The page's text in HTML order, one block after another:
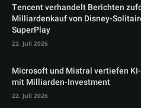
Tencent verhandelt Berichten
Milliardenkauf von Disney-
SuperPlay
22. Juli 2026
Microsoft und Mistral vertiefen
mit Milliarden-Investment
22. Juli 2026